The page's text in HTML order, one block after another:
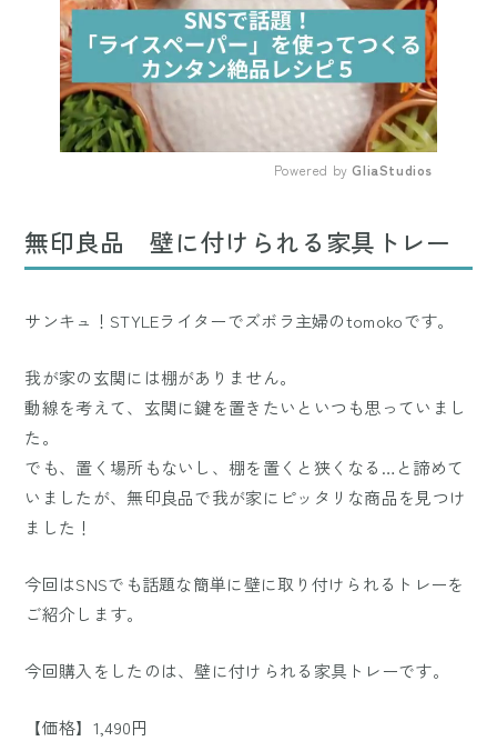
Powered by GliaStudios
無印良品 壁に付けられる家具トレー
サンキュ！STYLEライターでズボラ主婦のtomokoです。
我が家の玄関には棚がありません。
動線を考えて、玄関に鍵を置きたいといつも思っていまし
た。
でも、置く場所もないし、棚を置くと狭くなる…と諦めて
いましたが、無印良品で我が家にピッタリな商品を見つけ
ました！
今回はSNSでも話題な簡単に壁に取り付けられるトレーを
ご紹介します。
今回購入をしたのは、壁に付けられる家具トレーです。
【価格】1,490円